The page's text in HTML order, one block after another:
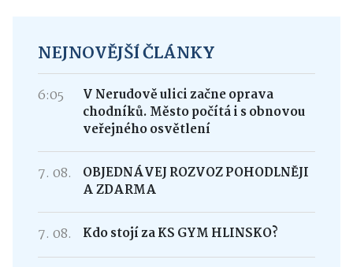
NEJNOVĚJŠÍ ČLÁNKY
6:05
V Nerudově ulici začne oprava
chodníků. Město počítá i s obnovou
veřejného osvětlení
7. 08.
OBJEDNÁVEJ ROZVOZ POHODLNĚJI
A ZDARMA
7. 08. Kdo stojí za KS GYM HLINSKO?